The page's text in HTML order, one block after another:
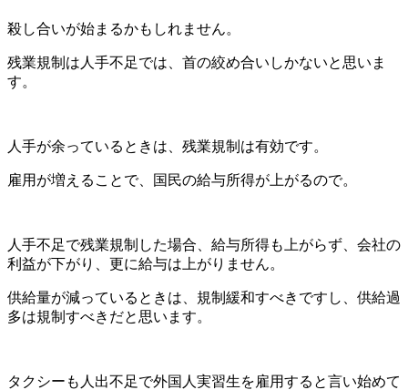
殺し合いが始まるかもしれません。
残業規制は人手不足では、首の絞め合いしかないと思いま
す。
人手が余っているときは、残業規制は有効です。
雇用が増えることで、国民の給与所得が上がるので。
人手不足で残業規制した場合、給与所得も上がらず、会社の
利益が下がり、更に給与は上がりません。
供給量が減っているときは、規制緩和すべきですし、供給過
多は規制すべきだと思います。
タクシーも人出不足で外国人実習生を雇用すると言い始めて